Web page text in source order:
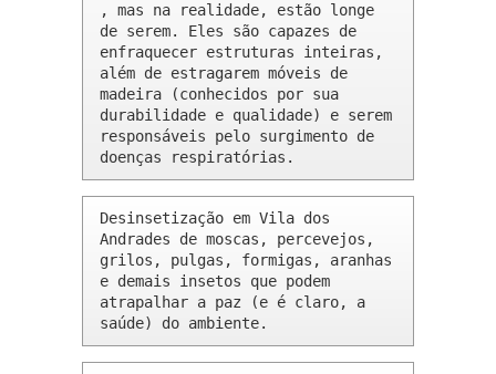
, mas na realidade, estão longe
de serem. Eles são capazes de
enfraquecer estruturas inteiras,
além de estragarem móveis de
madeira (conhecidos por sua
durabilidade e qualidade) e serem
responsáveis pelo surgimento de
doenças respiratórias.
Desinsetização em Vila dos
Andrades de moscas, percevejos,
grilos, pulgas, formigas, aranhas
e demais insetos que podem
atrapalhar a paz (e é claro, a
saúde) do ambiente.